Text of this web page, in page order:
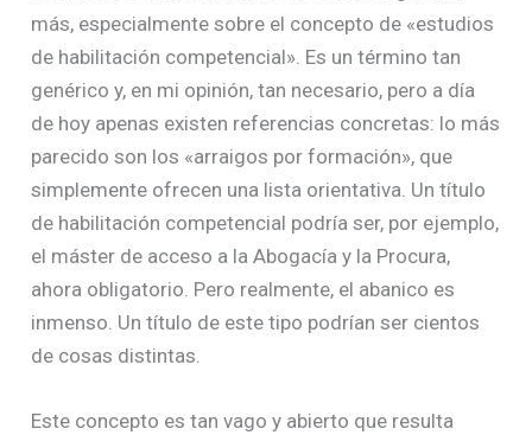
más, especialmente sobre el concepto de «estudios
de habilitación competencial». Es un término tan
genérico y, en mi opinión, tan necesario, pero a día
de hoy apenas existen referencias concretas: lo más
parecido son los «arraigos por formación», que
simplemente ofrecen una lista orientativa. Un título
de habilitación competencial podría ser, por ejemplo,
el máster de acceso a la Abogacía y la Procura,
ahora obligatorio. Pero realmente, el abanico es
inmenso. Un título de este tipo podrían ser cientos
de cosas distintas.
Este concepto es tan vago y abierto que resulta